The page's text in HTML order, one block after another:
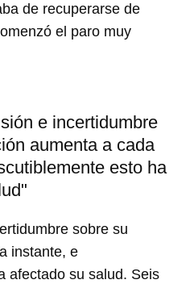
de recuperarse de
el paro muy
e incertidumbre
aumenta a cada
esto ha
sobre su
instante, e
afectado su salud. Seis